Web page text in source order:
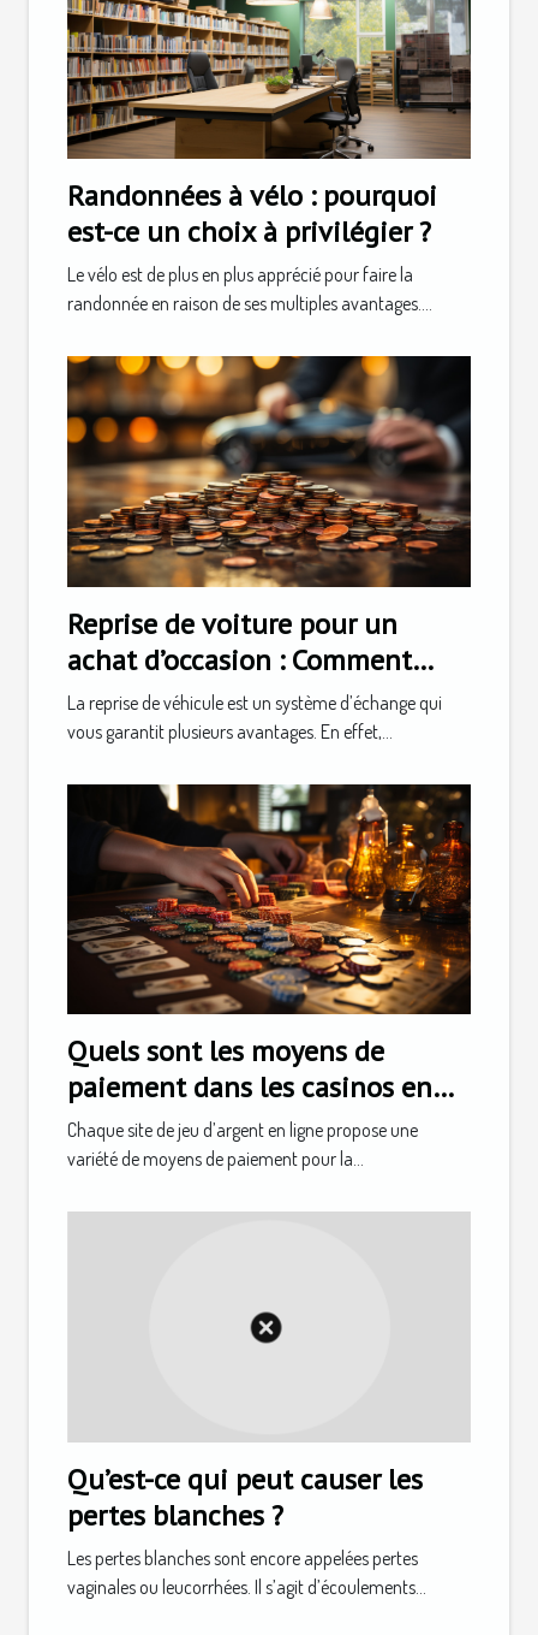
Randonnées à vélo : pourquoi
est-ce un choix à privilégier ?
Le vélo est de plus en plus apprécié pour faire la
randonnée en raison de ses multiples avantages....
Reprise de voiture pour un
achat d’occasion : Comment
faire ?
La reprise de véhicule est un système d’échange qui
vous garantit plusieurs avantages. En effet,...
Quels sont les moyens de
paiement dans les casinos en
ligne ?
Chaque site de jeu d’argent en ligne propose une
variété de moyens de paiement pour la...
Qu’est-ce qui peut causer les
pertes blanches ?
Les pertes blanches sont encore appelées pertes
vaginales ou leucorrhées. Il s’agit d’écoulements...